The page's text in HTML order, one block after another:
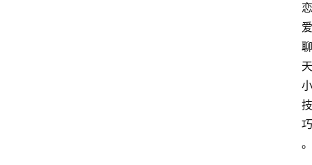
恋
爱
聊
天
小
技
巧
。